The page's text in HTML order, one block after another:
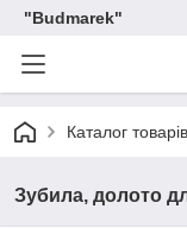
"Budmarek"
Каталог товарів
Зубила, долото